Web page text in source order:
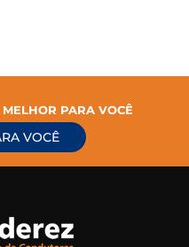
PARA VOCÊ
VOCÊ